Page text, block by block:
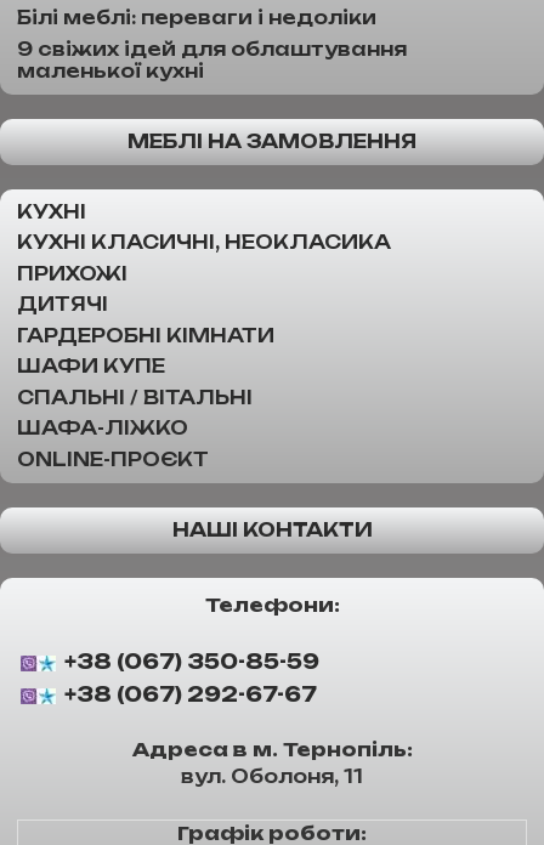
Білі меблі: переваги і недоліки
9 свіжих ідей для облаштування
маленької кухні
МЕБЛІ НА ЗАМОВЛЕННЯ
КУХНІ
КУХНІ КЛАСИЧНІ, НЕОКЛАСИКА
ПРИХОЖІ
ДИТЯЧІ
ГАРДЕРОБНІ КІМНАТИ
ШАФИ КУПЕ
СПАЛЬНІ / ВІТАЛЬНІ
ШАФА-ЛІЖКО
ONLINE-ПРОЄКТ
НАШІ КОНТАКТИ
Телефони:
+38 (067) 350-85-59
+38 (067) 292-67-67
Адреса в м. Тернопіль:
вул. Оболоня, 11
Графік роботи: